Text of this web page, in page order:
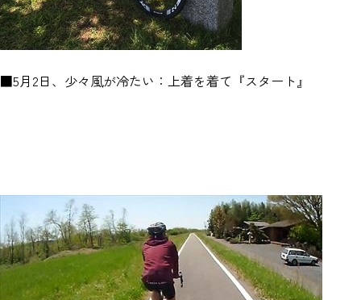
■5月2日、少々風が冷たい：上着を着て『スタート』